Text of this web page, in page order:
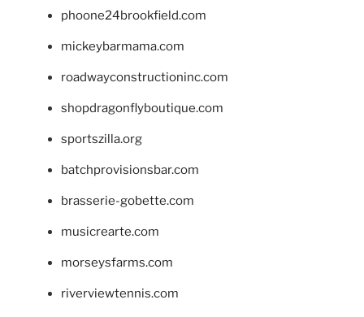
phoone24brookfield.com
mickeybarmama.com
roadwayconstructioninc.com
shopdragonflyboutique.com
sportszilla.org
batchprovisionsbar.com
brasserie-gobette.com
musicrearte.com
morseysfarms.com
riverviewtennis.com